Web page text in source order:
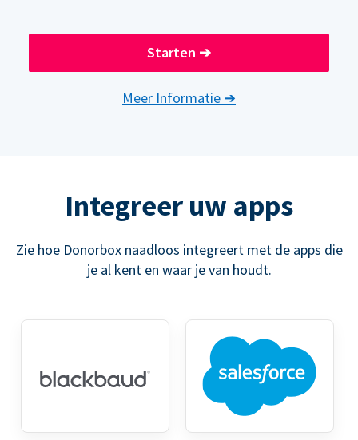
Starten ➔
Meer Informatie ➔
Integreer uw apps
Zie hoe Donorbox naadloos integreert met de apps die
je al kent en waar je van houdt.